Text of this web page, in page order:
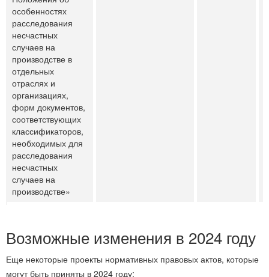
особенностях
расследования
несчастных
случаев на
производстве в
отдельных
отраслях и
организациях,
форм документов,
соответствующих
классификаторов,
необходимых для
расследования
несчастных
случаев на
производстве»
Возможные изменения в 2024 году
Еще некоторые проекты нормативных правовых актов, которые
могут быть приняты в 2024 году: